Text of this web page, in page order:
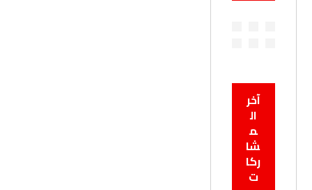
آخر
ال
م
شا
ركا
ت